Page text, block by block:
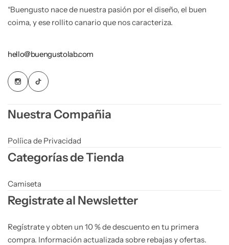
“Buengusto nace de nuestra pasión por el diseño, el buen
coima, y ese rollito canario que nos caracteriza.
hello@buengustolab.com
Nuestra Compañia
Políica de Privacidad
Categorías de Tienda
Camiseta
Registrate al Newsletter
Regístrate y obten un 10 % de descuento en tu primera
compra. Información actualizada sobre rebajas y ofertas.